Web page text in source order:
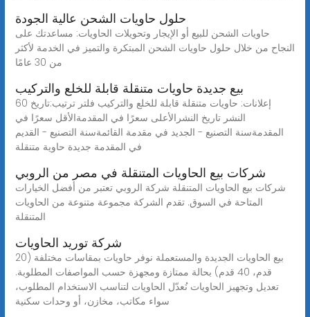
حلول حاويات الشحن عالية الجودة
حاويات الشحن للبيع أو الإيجار وتحويلات الحاويات: مساعدتك على
النجاح من خلال حلول حاويات الشحن المبتكرة والتميز في الخدمة لأكثر
من 30 عامًا
بيع جديدة حاويات متنقلة قابلة للخلع والتركيب
60 إعلانات: حاويات متنقلة قابلة للخلع والتركيب فلتر ترتيب:تاريخ
النشر تاريخ النشرالأعلى سعرًا في المقدمةالأقل سعرًا في
المقدمةسنة التصنيع - الجديد في مقدمة القائمةسنة التصنيع - القديم
في المقدمة جديدة حاوية متنقلة
شركات بيع الحاويات المتنقلة في مصر من الروبي
شركات بيع الحاويات المتنقلة شركة الروبي تعتبر من أفضل الخيارات
المتاحة في السوق. تقدم الشركة مجموعة متنوعة من الحاويات
المتنقلة
شركة توريد الحاويات
بيع الحاويات الجديدة والمستعملة نوفر حاويات بمقاسات مختلفة (20
قدم، 40 قدم) بحالة ممتازة ومجهزة حسب المواصفات المطلوبة.
تعديل وتجهيز الحاويات نُعدّل الحاويات لتناسب الاستخدام المطلوب،
سواء مكاتب، مخازن، أو وحدات سكنية